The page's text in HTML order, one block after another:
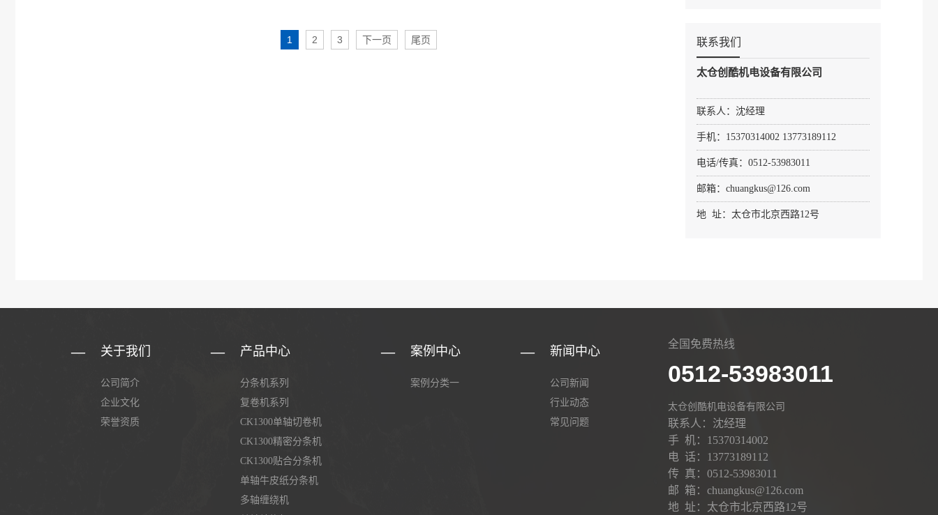
联系我们
太仓创酷机电设备有限公司
联系人：沈经理
手机：15370314002 13773189112
电话/传真：0512-53983011
邮箱：chuangkus@126.com
地 址：太仓市北京西路12号
1 2 3 下一页 尾页
关于我们
公司简介
企业文化
荣誉资质
产品中心
分条机系列
复卷机系列
CK1300单轴切卷机
CK1300精密分条机
CK1300贴合分条机
单轴牛皮纸分条机
多轴缠绕机
案例中心
案例分类一
新闻中心
公司新闻
行业动态
常见问题
全国免费热线
0512-53983011
太仓创酷机电设备有限公司
联系人：沈经理
手 机：15370314002
电 话：13773189112
传 真：0512-53983011
邮 箱：chuangkus@126.com
地 址：太仓市北京西路12号